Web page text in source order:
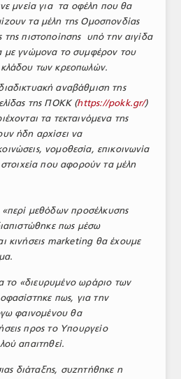
μνεία για τα οφέλη που θα
τα μέλη της Ομοσπονδίας
πιστοποίησης υπό την αιγίδα
γνώμονα το συμφέρον του
των κρεοπωλών.
αναβάθμιση της
της ΠΟΚΚ (https://pokk.gr/)
τα τεκταινόμενα της
ήδη αρχίσει να
νομοθεσία, επικοινωνία
που αφορούν τα μέλη
μεθόδων προσέλκυσης
πως μέσω
κινήσεις marketing θα έχουμε
το «διευρυμένο ωράριο των
πως, για την
φαινομένου θα
προς το Υπουργείο
απαιτηθεί.
διάταξης, συζητήθηκε η